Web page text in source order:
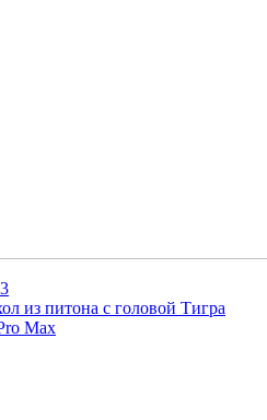
из питона с головой Тигра
Max